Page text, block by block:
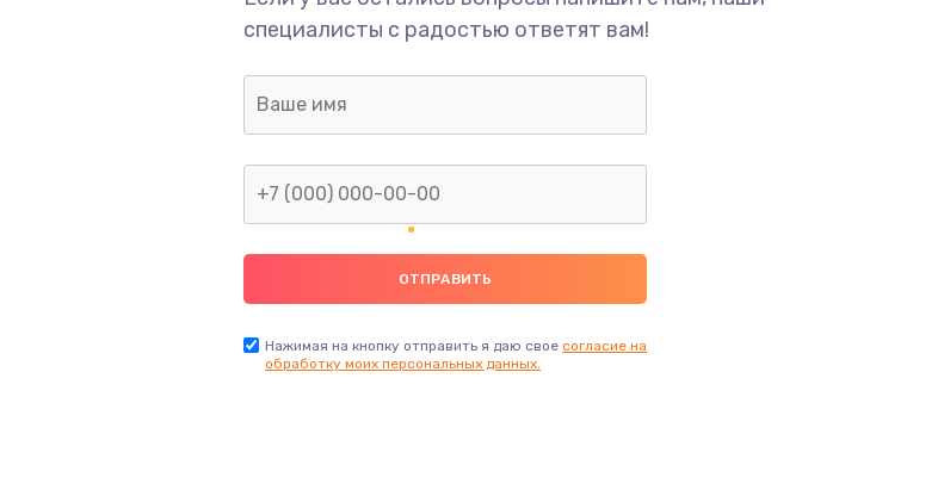
специалисты с радостью ответят вам!
Нажимая на кнопку отправить я даю свое согласие на
обработку моих персональных данных.